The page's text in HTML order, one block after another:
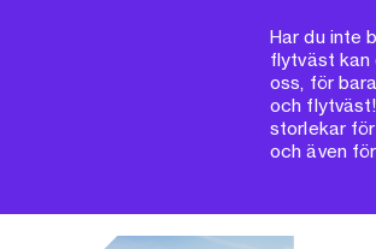
Har du inte
flytväst kan
oss, för
och
storlekar
och även